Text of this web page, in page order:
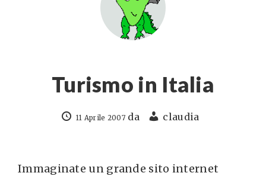
Turismo in Italia
11 Aprile 2007da claudia
Immaginate un grande sito internet